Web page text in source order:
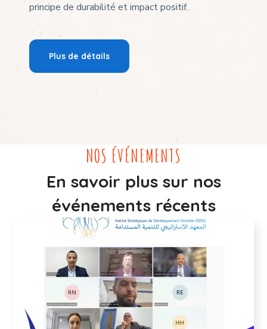
principe de durabilité et impact positif.
Plus de détails
NOS ÉVÉNEMENTS
En savoir plus sur nos
événements récents